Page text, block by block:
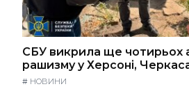
СБУ викрила ще чотирьох
рашизму у Херсоні,
# НОВИНИ